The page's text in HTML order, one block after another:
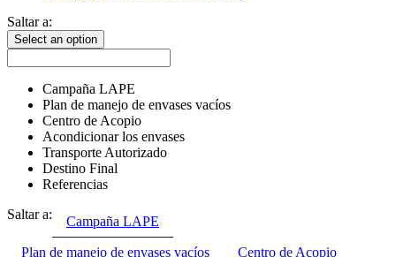
Saltar a:
Select an option
Campaña LAPE
Plan de manejo de envases vacíos
Centro de Acopio
Acondicionar los envases
Transporte Autorizado
Destino Final
Referencias
Saltar a:
Campaña LAPE
Plan de manejo de envases vacíos Centro de Acopio